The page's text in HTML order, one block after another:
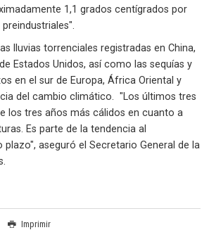
1,1 grados centígrados por
lluvias torrenciales registradas en China,
Estados Unidos, así como las sequías y
en el sur de Europa, África Oriental y
del cambio climático. "Los últimos tres
los tres años más cálidos en cuanto a
Es parte de la tendencia al
aseguró el Secretario General de la
Imprimir